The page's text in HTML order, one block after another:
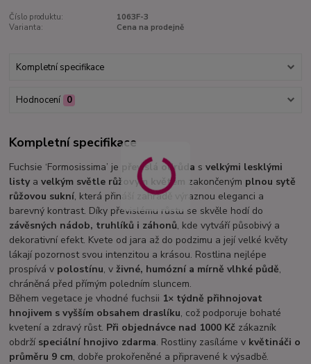
Číslo produktu:
1063F-3
Varianta:
Cena na prodejně
Kompletní specifikace
Hodnocení 0
Kompletní specifikace
Fuchsie ‘Formosissima’ je převislá odrůda svelkými lesklými
listyavelkým světle růžovým květem zakončeným plnou sytě
růžovou sukní, která přináší zahradě výraznou eleganci a
barevný kontrast. Díky převislému růstu se skvěle hodí do
závěsných nádob, truhlíků i záhonů, kde vytváří působivý a
dekorativní efekt. Kvete od jara až do podzimu a její velké květy
lákají pozornost svou intenzitou a krásou. Rostlina nejlépe
prospívá v polostínu, vživné, humózní a mírně vlhké půdě,
chráněná před přímým poledním sluncem.
Během vegetace je vhodné fuchsii 1× týdně přihnojovat
hnojivem s vyšším obsahem draslíku, což podporuje bohaté
kvetení a zdravý růst. Při objednávce nad 1000 Kč zákazník
obdrží speciální hnojivo zdarma. Rostliny zasíláme v květináči o
průměru 9 cm, dobře prokořeněné a připravené k výsadbě.